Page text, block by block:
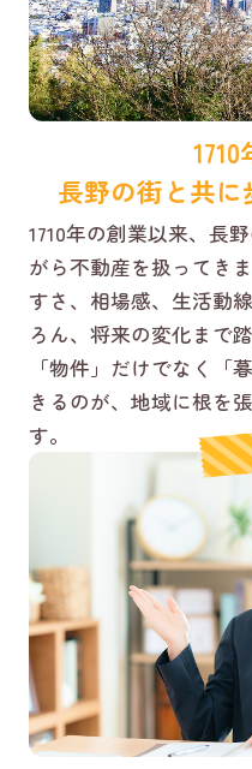
1710
長野の街と共に
1710年の創業以来、長
がら不動産を扱ってき
すさ、相場感、生活動
ろん、将来の変化まで
「物件」だけでなく「
きるのが、地域に根を
す。